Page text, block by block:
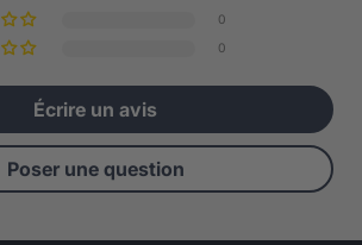
0
0
Écrire un avis
Poser une question